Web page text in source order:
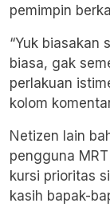
pemimpin
“Yuk biasakan
biasa, gak
perlakuan
kolom
Netizen lain
pengguna
kursi prioritas
kasih bapak-